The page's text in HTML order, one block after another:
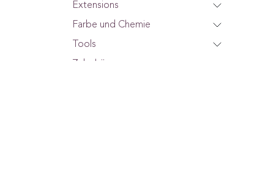
Extensions
Farbe und Chemie
Tools
Zubehör